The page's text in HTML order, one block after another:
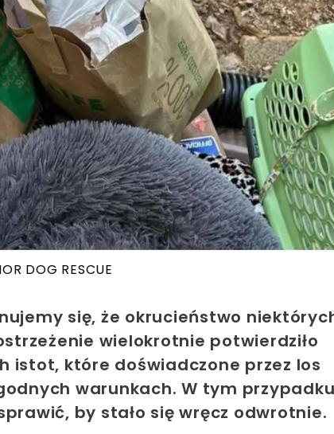
DOG RESCUE
się, że okrucieństwo
wielokrotnie potwierdziło
istot, które doświadczone przez los
warunkach. W tym przypadku
by stało się wręcz odwrotnie.